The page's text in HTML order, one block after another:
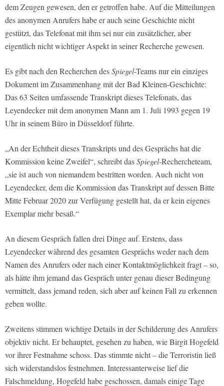
dem Zeugen gewesen, den er getroffen habe. Auf die Mitteilungen
des anonymen Anrufers habe er auch seine Geschichte nicht
gestützt, das Telefonat mit ihm sei nur ein zusätzlicher, aber
eigentlich nicht wichtiger Aspekt in seiner Recherche gewesen.
Es gibt nach den Recherchen desSpiegel-Teams nur ein einziges
Dokument im Zusammenhang mit der Bad Kleinen-Geschichte:
Das 63 Seiten umfassende Transkript dieses Telefonats, das
Leyendecker mit dem anonymen Mann am 1. Juli 1993 gegen 19
Uhr in seinem Büro in Düsseldorf führte.
„An der Echtheit dieses Transkripts und des Gesprächs hat die
Kommission keine Zweifel“, schreibt dasSpiegel-Rechercheteam,
„sie ist auch von niemandem bestritten worden. Auch nicht von
Leyendecker, dem die Kommission das Transkript auf dessen Bitte
Mitte Februar 2020 zur Verfügung gestellt hat, da er kein eigenes
Exemplar mehr besaß.“
An diesem Gespräch fallen drei Dinge auf. Erstens, dass
Leyendecker während des gesamten Gesprächs weder nach dem
Namen des Anrufers oder nach einer Kontaktmöglichkeit fragt – so,
als hätte ihm jemand das Gespräch unter genau dieser Bedingung
vermittelt, dass jemand reden, sich aber auf keinen Fall zu erkennen
geben wollte.
Zweitens stimmen wichtige Details in der Schilderung des Anrufers
objektiv nicht. Er behauptet, gesehen zu haben, wie Birgit Hogefeld
vor ihrer Festnahme schoss. Das stimmte nicht – die Terroristin ließ
sich widerstandslos festnehmen. Interessanterweise lief die
Falschmeldung, Hogefeld habe geschossen, damals einige Tage